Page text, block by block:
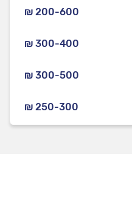
₪ 200-600
₪ 300-400
₪ 300-500
₪ 250-300